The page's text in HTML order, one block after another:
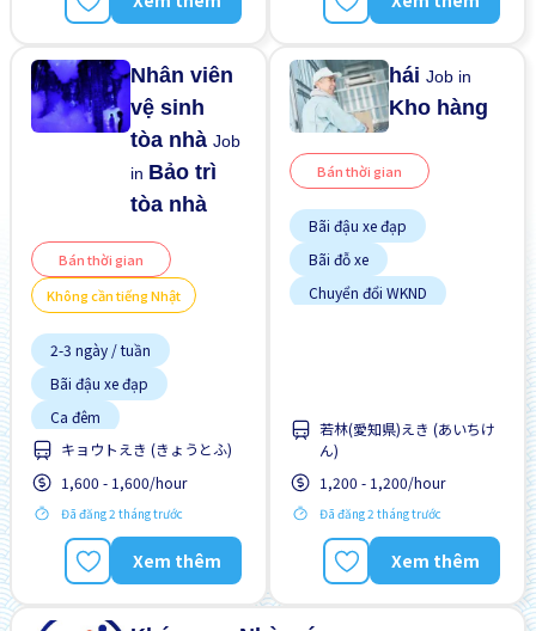
Phúc lợi đi kèm
Tạm ứng lương
Nhân viên
vệ sinh
tòa nhàJob
in Bảo trì
tòa nhà
Bán thời gian
Không cần tiếng Nhật
2-3 ngày / tuần
Bãi đậu xe đạp
Ca đêm
Chấp nhận không
"NIHONGO"
Chuyển đổi WKND
Cơ hội thăng tiến
Gần ga tàu
Hướng dẫn đào tạo dành
Không cần kinh nghiệm
キョウトえき (きょうとふ)
1,600 - 1,600/hour
Đã đăng 2 tháng trước
Xem thêm
háiJob in
Kho hàng
Bán thời gian
Bãi đậu xe đạp
Bãi đỗ xe
Chuyển đổi WKND
Không cần kinh nghiệm
Lao động người nước
Ưu tiên nam giới
若林(愛知県)えき (あいちけ
ん)
1,200 - 1,200/hour
Đã đăng 2 tháng trước
Xem thêm